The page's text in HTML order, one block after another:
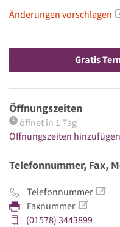
Änderungen vorschlagen
Gratis
Öffnungszeiten
öffnet in 1 Tag
Öffnungszeiten hinzufügen
Telefonnummer, Fax,
Telefonnummer
Faxnummer
(01578) 3443899